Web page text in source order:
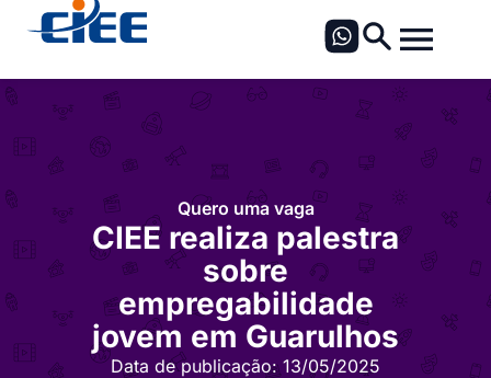
Quero uma vaga
CIEE realiza palestra
sobre
empregabilidade
jovem em Guarulhos
Data de publicação: 13/05/2025